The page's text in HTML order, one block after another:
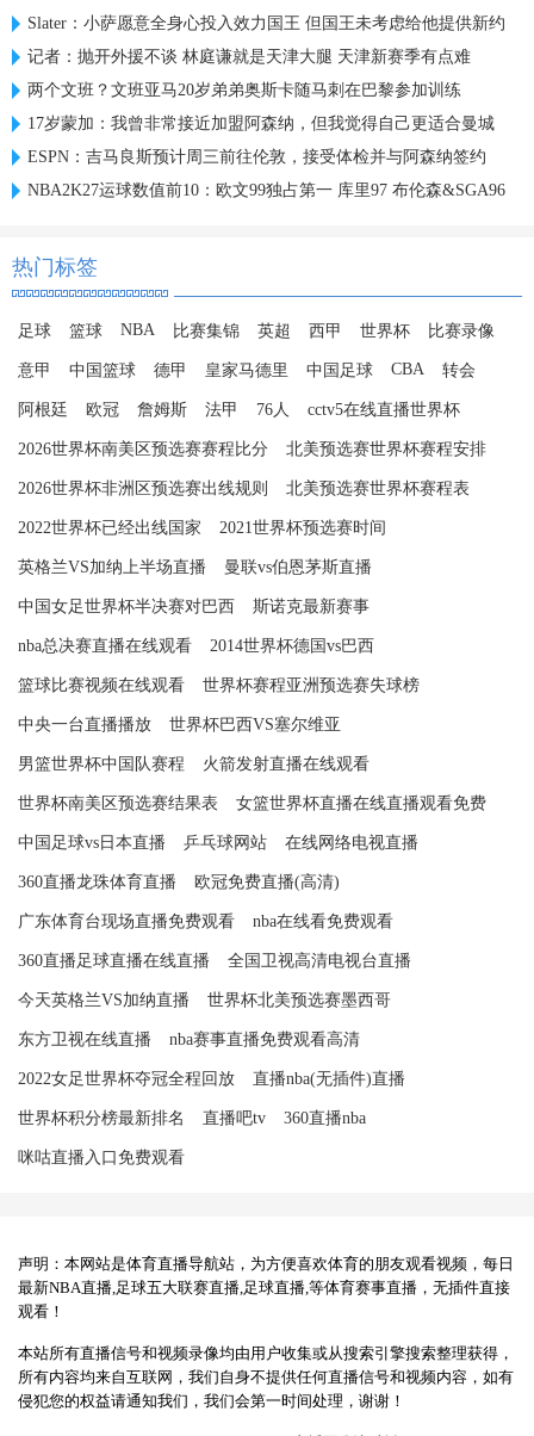
Slater：小萨愿意全身心投入效力国王 但国王未考虑给他提供新约
记者：抛开外援不谈 林庭谦就是天津大腿 天津新赛季有点难
两个文班？文班亚马20岁弟弟奥斯卡随马刺在巴黎参加训练
17岁蒙加：我曾非常接近加盟阿森纳，但我觉得自己更适合曼城
ESPN：吉马良斯预计周三前往伦敦，接受体检并与阿森纳签约
NBA2K27运球数值前10：欧文99独占第一 库里97 布伦森&SGA96
热门标签
足球 篮球 NBA 比赛集锦 英超 西甲 世界杯 比赛录像
意甲 中国篮球 德甲 皇家马德里 中国足球 CBA 转会
阿根廷 欧冠 詹姆斯 法甲 76人 cctv5在线直播世界杯
2026世界杯南美区预选赛赛程比分 北美预选赛世界杯赛程安排
2026世界杯非洲区预选赛出线规则 北美预选赛世界杯赛程表
2022世界杯已经出线国家 2021世界杯预选赛时间
英格兰VS加纳上半场直播 曼联vs伯恩茅斯直播
中国女足世界杯半决赛对巴西 斯诺克最新赛事
nba总决赛直播在线观看 2014世界杯德国vs巴西
篮球比赛视频在线观看 世界杯赛程亚洲预选赛失球榜
中央一台直播播放 世界杯巴西VS塞尔维亚
男篮世界杯中国队赛程 火箭发射直播在线观看
世界杯南美区预选赛结果表 女篮世界杯直播在线直播观看免费
中国足球vs日本直播 乒乓球网站 在线网络电视直播
360直播龙珠体育直播 欧冠免费直播(高清)
广东体育台现场直播免费观看 nba在线看免费观看
360直播足球直播在线直播 全国卫视高清电视台直播
今天英格兰VS加纳直播 世界杯北美预选赛墨西哥
东方卫视在线直播 nba赛事直播免费观看高清
2022女足世界杯夺冠全程回放 直播nba(无插件)直播
世界杯积分榜最新排名 直播吧tv 360直播nba
咪咕直播入口免费观看
声明：本网站是体育直播导航站，为方便喜欢体育的朋友观看视频，每日
最新NBA直播,足球五大联赛直播,足球直播,等体育赛事直播，无插件直接
观看！
本站所有直播信号和视频录像均由用户收集或从搜索引擎搜索整理获得，
所有内容均来自互联网，我们自身不提供任何直播信号和视频内容，如有
侵犯您的权益请通知我们，我们会第一时间处理，谢谢！